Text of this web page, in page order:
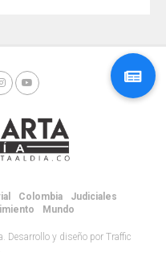
Colombia
Judiciales
Mundo
Desarrollo y diseño por Traffic